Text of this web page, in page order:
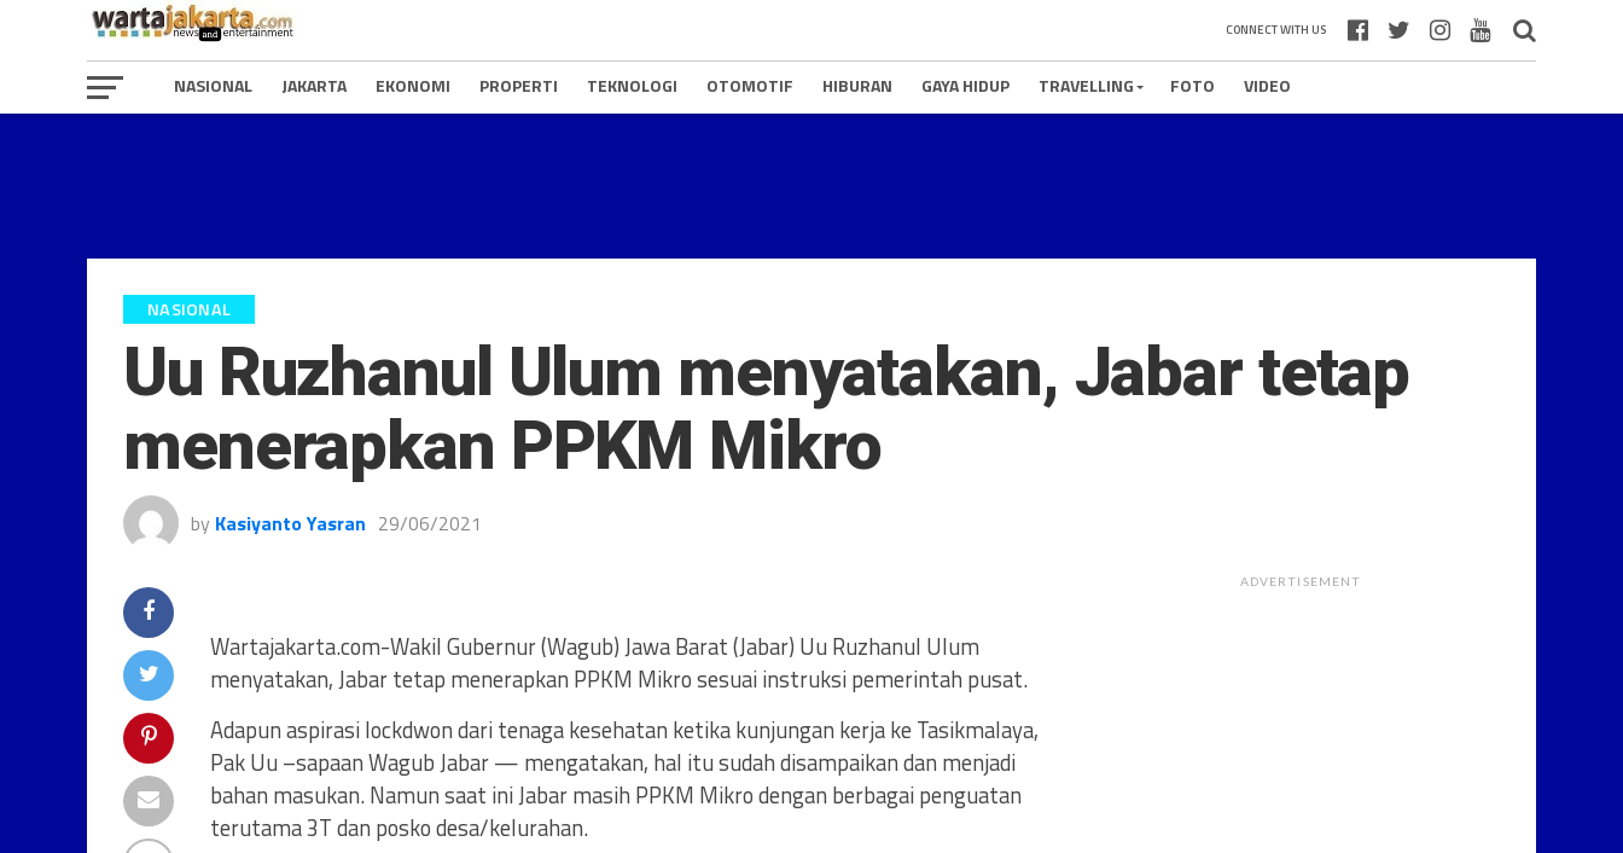
CONNECT WITH US
NASIONAL JAKARTA EKONOMI PROPERTI TEKNOLOGI OTOMOTIF HIBURAN GAYA HIDUP TRAVELLING FOTO VIDEO
NASIONAL
Uu Ruzhanul Ulum menyatakan, Jabar tetap
menerapkan PPKM Mikro
by Kasiyanto Yasran 29/06/2021
Wartajakarta.com-Wakil Gubernur (Wagub) Jawa Barat (Jabar) Uu Ruzhanul Ulum
menyatakan, Jabar tetap menerapkan PPKM Mikro sesuai instruksi pemerintah pusat.
Adapun aspirasi lockdwon dari tenaga kesehatan ketika kunjungan kerja ke Tasikmalaya,
Pak Uu –sapaan Wagub Jabar — mengatakan, hal itu sudah disampaikan dan menjadi
bahan masukan. Namun saat ini Jabar masih PPKM Mikro dengan berbagai penguatan
terutama 3T dan posko desa/kelurahan.
ADVERTISEMENT